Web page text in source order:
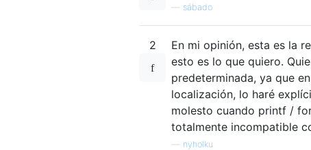
sábado
2
En mi opinión, esta es la
esto es lo que quiero.
predeterminada, ya que
localización, lo haré
molesto cuando printf /
totalmente incompatible
nyholku